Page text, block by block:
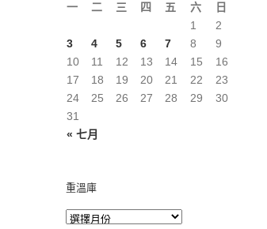
一
二 三 四 五 六 日
« 七月
1
2
3
4 5 6 7 8
9
10
11 12 13 14 15
16
17
18 19 20 21 22
23
24
25 26 27 28 29
30
31
重溫庫